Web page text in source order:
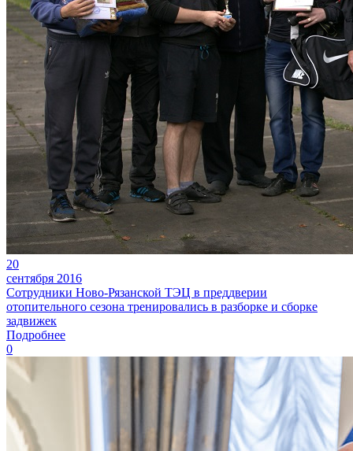
20
сентября 2016
Сотрудники Ново-Рязанской ТЭЦ в преддверии
отопительного сезона тренировались в разборке и сборке
задвижек
Подробнее
0